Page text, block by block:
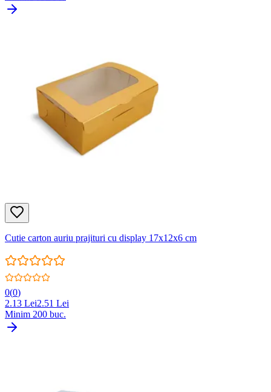
Cutie carton auriu prajituri cu display 17x12x6 cm
0(0)
2.13 Lei2.51 Lei
Minim 200 buc.